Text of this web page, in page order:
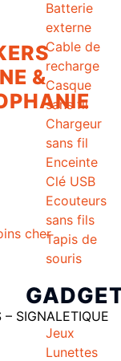
Batterie
externe
Cable de
recharge
Casque
sans fil
Chargeur
sans fil
Enceinte
Clé USB
Ecouteurs
sans fils
Tapis de
souris
Jeux
Lunettes
&
– SIGNALETIQUE